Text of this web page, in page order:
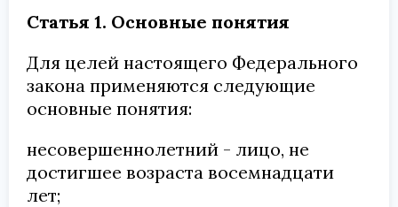
Статья 1. Основные понятия
Для целей настоящего Федерального
закона применяются следующие
основные понятия:
несовершеннолетний - лицо, не
достигшее возраста восемнадцати
лет;